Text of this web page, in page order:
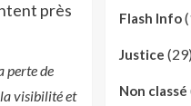
près
perte de
la visibilité et
Flash Info
Justice (29)
Non classé